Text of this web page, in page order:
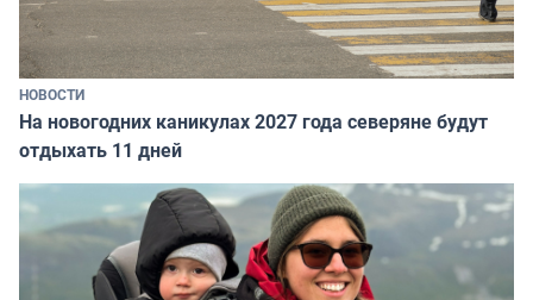
НОВОСТИ
На новогодних каникулах 2027 года северяне будут
отдыхать 11 дней